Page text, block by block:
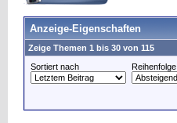
Anzeige-Eigenschaften
Zeige Themen 1 bis 30 von 115
Sortiert nach
Reihenfolge